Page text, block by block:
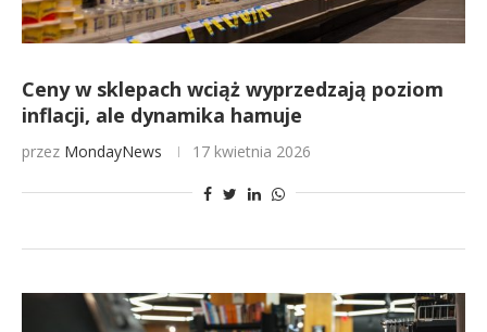
Ceny w sklepach wciąż wyprzedzają poziom
inflacji, ale dynamika hamuje
przez MondayNews 17 kwietnia 2026